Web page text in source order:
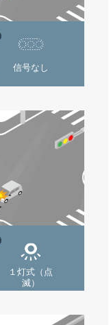
信号なし
１灯式（点
滅）